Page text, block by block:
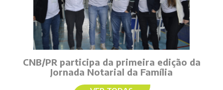
CNB/PR participa da primeira edição da
Jornada Notarial da Família